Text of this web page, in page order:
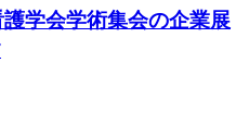
学会学術集会の企業展